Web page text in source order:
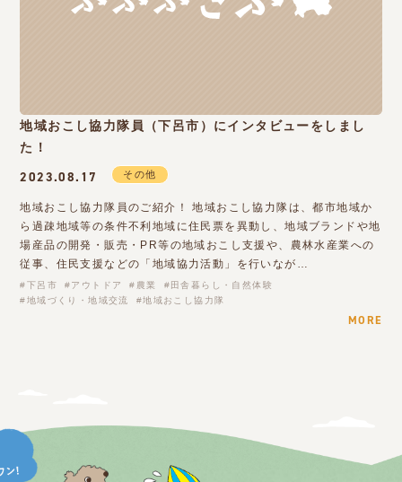
地域おこし協力隊員（下呂市）にインタビューをしまし
た！
2023.08.17 その他
地域おこし協力隊員のご紹介！ 地域おこし協力隊は、都市地域か
ら過疎地域等の条件不利地域に住民票を異動し、地域ブランドや地
場産品の開発・販売・PR等の地域おこし支援や、農林水産業への
従事、住民支援などの「地域協力活動」を行いなが…
下呂市 アウトドア 農業
田舎暮らし・自然体験
地域づくり・地域交流
地域おこし協力隊
MORE